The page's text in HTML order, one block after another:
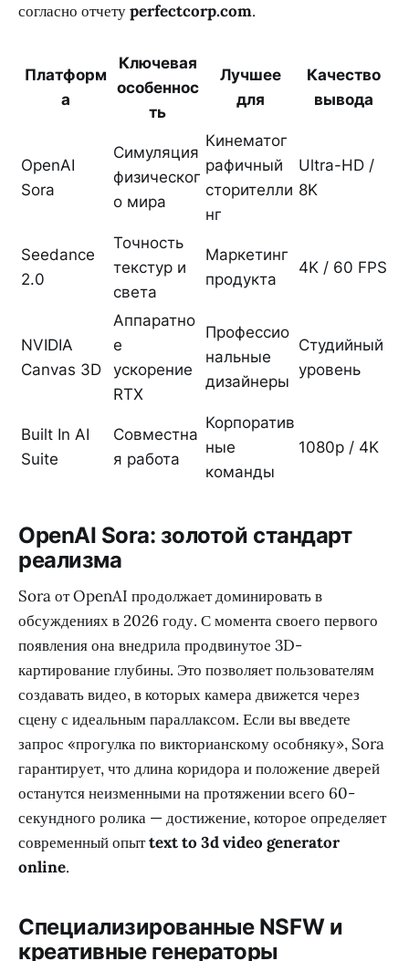
согласно отчетуperfectcorp.com.
Платформ
а
Ключевая
особеннос
ть
Лучшее
для
Качество
вывода
OpenAI
Sora
Симуляция
физическог
о мира
Кинематог
рафичный
сторителли
нг
Ultra-HD /
8K
Seedance
2.0
Точность
текстур и
света
Маркетинг
продукта
4K / 60 FPS
NVIDIA
Canvas 3D
Аппаратно
е
ускорение
RTX
Профессио
нальные
дизайнеры
Студийный
уровень
Built In AI
Suite
Совместна
я работа
Корпоратив
ные
команды
1080p / 4K
OpenAI Sora: золотой стандарт
реализма
Sora от OpenAI продолжает доминировать в
обсуждениях в 2026 году. С момента своего первого
появления она внедрила продвинутое 3D-
картирование глубины. Это позволяет пользователям
создавать видео, в которых камера движется через
сцену с идеальным параллаксом. Если вы введете
запрос «прогулка по викторианскому особняку», Sora
гарантирует, что длина коридора и положение дверей
останутся неизменными на протяжении всего 60-
секундного ролика — достижение, которое определяет
современный опытtext to 3d video generator
online.
Специализированные NSFW и
креативные генераторы